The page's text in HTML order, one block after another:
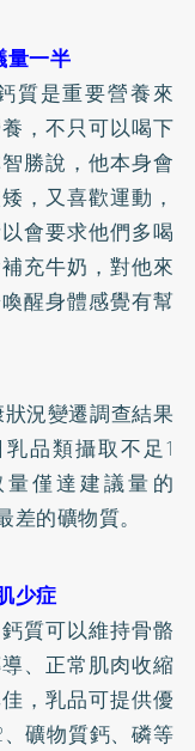
一半
質是重要營養來
，不只可以喝下
勝說，他本身會
，又喜歡運動，
會要求他們多喝
充牛奶，對他來
醒身體感覺有幫
況變遷調查結果
品類攝取不足1
僅達建議量的
的礦物質。
少症
質可以維持骨骼
、正常肌肉收縮
，乳品可提供優
礦物質鈣、磷等